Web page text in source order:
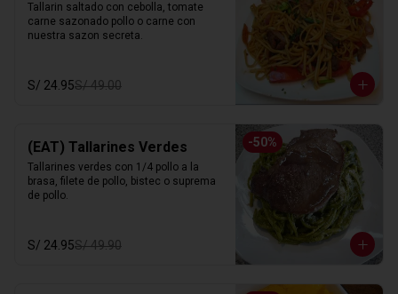
Tallarin saltado con cebolla, tomate
carne sazonado pollo o carne con
nuestra sazon secreta.
S/ 24.95S/ 49.00
-50%
(EAT) Tallarines Verdes
Tallarines verdes con 1/4 pollo a la
brasa, filete de pollo, bistec o suprema
de pollo.
S/ 24.95S/ 49.90